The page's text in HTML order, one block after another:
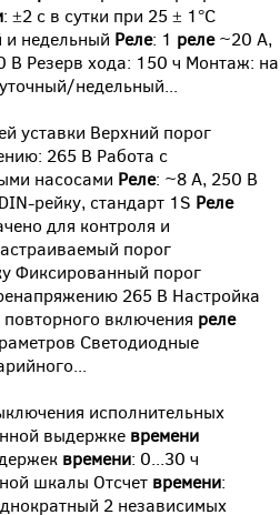
: ±2 с в сутки при 25 ± 1°С
недельный Реле: 1 реле~20 А,
В Резерв хода: 150 ч Монтаж: на
недельный...
уставки Верхний порог
265 В Работа с
насосами Реле: ~8 А, 250 В
рейку, стандарт 1S Реле
для контроля и
порог
Фиксированный порог
265 В Настройка
включения реле
Светодиодные
исполнительных
выдержке времени
времени: 0...30 ч
шкалы Отсчет времени:
2 независимых